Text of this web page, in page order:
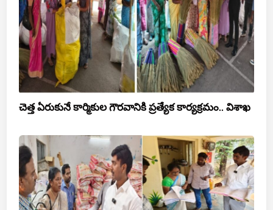
చెత్త ఏరుకునే కార్మికుల గౌరవానికి ప్రత్యేక కార్యక్రమం.. విశాఖ